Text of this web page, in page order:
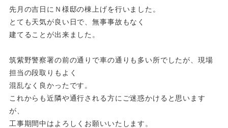
先月の吉日にＮ様邸の棟上げを行いました。
とても天気が良い日で、無事事故もなく
建てることが出来ました。
筑紫野警察署の前の通りで車の通りも多い所でしたが、現場
担当の段取りもよく
混乱なく良かったです。
これからも近隣や通行される方にご迷惑かけると思います
が、
工事期間中はよろしくお願いいたします。